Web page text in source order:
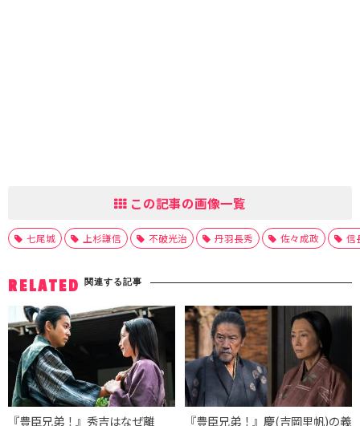
この記事の画像一覧
七尾城 上杉謙信 不破光治 丹羽長秀 佐々成政 信
RELATED 関連する記事
『豊臣兄弟！』秀吉はなぜ離
『豊臣兄弟！』慶(吉岡里帆)の義